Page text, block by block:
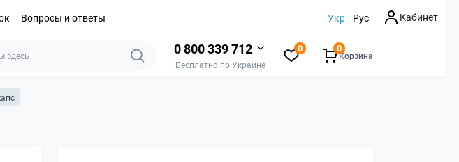
Вопросы и ответы Укр Рус Кабинет
0 800 339 712
Бесплатно по Украине
0
Корзина
0